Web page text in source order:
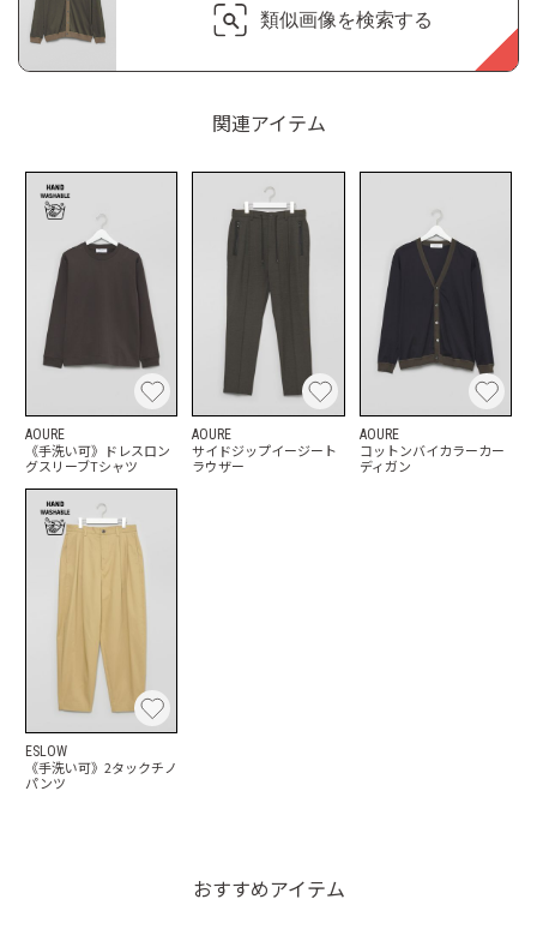
類似画像を検索する
関連アイテム
AOURE
《手洗い可》ドレスロン
グスリーブTシャツ
AOURE
サイドジップイージート
ラウザー
AOURE
コットンバイカラーカー
ディガン
ESLOW
《手洗い可》2タックチノ
パンツ
おすすめアイテム